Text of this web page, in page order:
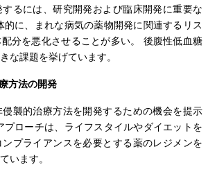
るには、研究開発および臨床開発に重要な
に、まれな病気の薬物開発に関連するリス
分を悪化させることが多い。 後腹性低血糖
な課題を挙げています。
方法の開発
襲的治療方法を開発するための機会を提示
プローチは、ライフスタイルやダイエットを
プライアンスを必要とする薬のレジメンを
います。